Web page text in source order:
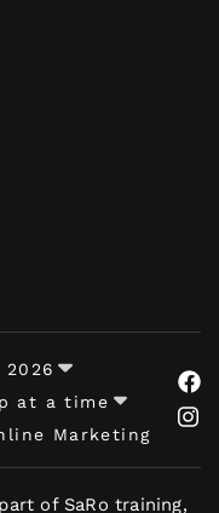
2026
at a time
Marketing
of SaRo training,